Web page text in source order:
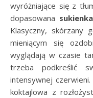
wyróżniające się z
dopasowana
Klasyczny, skórzany
mieniącym się
wyglądają w czasie
trzeba podkreślić
intensywnej
koktajlowa z